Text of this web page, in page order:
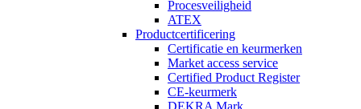
Procesveiligheid
ATEX
Productcertificering
Certificatie en keurmerken
Market access service
Certified Product Register
CE-keurmerk